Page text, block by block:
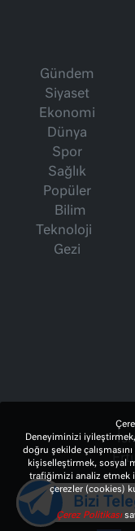
Gündem
Siyaset
Ekonomi
Dünya
Spor
Sağlık
Popüler
Bilim
Teknoloji
Gezi
Deneyiminizi
doğru şekilde
kişiselleştirmek, sosyal
trafiğimizi analiz etmek
çerezler (cookies)
Çerez Politikası
Bizi